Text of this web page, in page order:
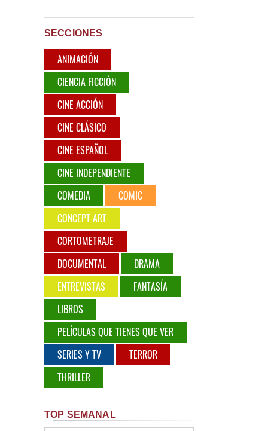
SECCIONES
ANIMACIÓN
CIENCIA FICCIÓN
CINE ACCIÓN
CINE CLÁSICO
CINE ESPAÑOL
CINE INDEPENDIENTE
COMEDIA
COMIC
CONCEPT ART
CORTOMETRAJE
DOCUMENTAL
DRAMA
ENTREVISTAS
FANTASÍA
LIBROS
PELÍCULAS QUE TIENES QUE VER
SERIES Y TV
TERROR
THRILLER
TOP SEMANAL